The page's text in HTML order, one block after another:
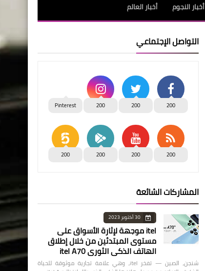
أخبار النجوم أخبار العالم
التواصل الإجتماعي
200
200
200
Pinterest
200
200
200
200
المشاركات الشائعة
30 أكتوبر 2023
itel موجهة لإثارة الأسواق على
مستوى المبتدئين من خلال إطلاق
الهاتف الذكي الثوري itel A70
شنجن، الصين — تفخر itel، وهي علامة تجارية موثوقة للحياة